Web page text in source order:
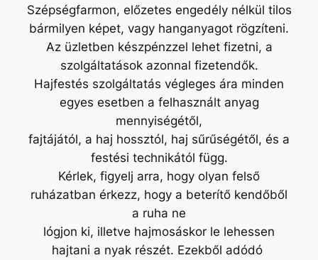
Szépségfarmon, előzetes engedély nélkül tilos
bármilyen képet, vagy hanganyagot rögzíteni.
Az üzletben készpénzzel lehet fizetni, a
szolgáltatások azonnal fizetendők.
Hajfestés szolgáltatás végleges ára minden
egyes esetben a felhasznált anyag
mennyiségétől,
fajtájától, a haj hossztól, haj sűrűségétől, és a
festési technikától függ.
Kérlek, figyelj arra, hogy olyan felső
ruházatban érkezz, hogy a beterítő kendőből
a ruha ne
lógjon ki, illetve hajmosáskor le lehessen
hajtani a nyak részét. Ezekből adódó